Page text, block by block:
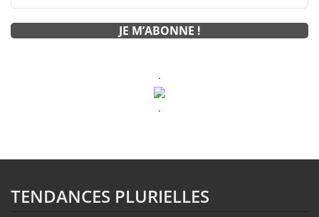
.
.
TENDANCES PLURIELLES